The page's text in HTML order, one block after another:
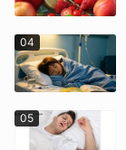
04
05